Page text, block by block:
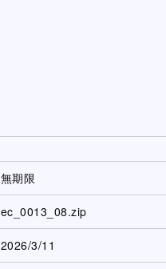
無期限
ec_0013_08.zip
2026/3/11